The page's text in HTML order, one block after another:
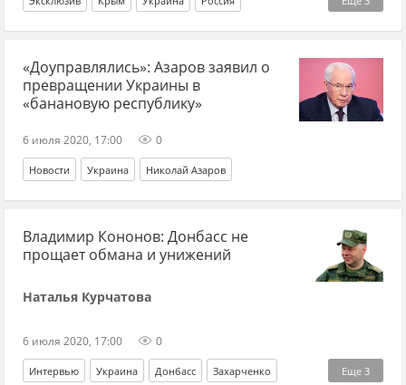
Александр Турчинов Владимир Зеленский
Петр Порошенко*
«Доуправлялись»: Азаров заявил о
превращении Украины в
«банановую республику»
6 июля 2020, 17:00 0
Новости Украина Николай Азаров
Владимир Кононов: Донбасс не
прощает обмана и унижений
Наталья Курчатова
6 июля 2020, 17:00 0
Еще 3
Интервью Украина Донбасс Захарченко